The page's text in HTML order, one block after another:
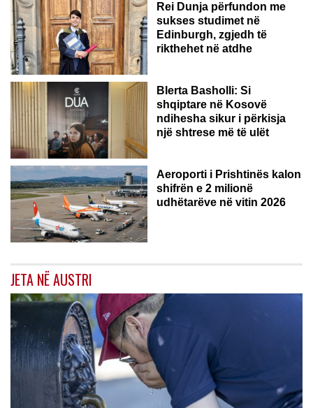
Rei Dunja përfundon me
sukses studimet në
Edinburgh, zgjedh të
rikthehet në atdhe
Blerta Basholli: Si
shqiptare në Kosovë
ndihesha sikur i përkisja
një shtrese më të ulët
Aeroporti i Prishtinës kalon
shifrën e 2 milionë
udhëtarëve në vitin 2026
JETA NË AUSTRI